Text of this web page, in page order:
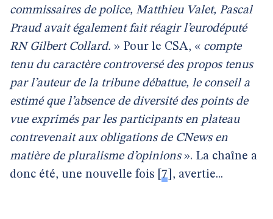
commissaires de police, Matthieu Valet, Pascal
Praud avait également fait réagir l’eurodéputé
RN Gilbert Collard. » Pour le CSA, « compte
tenu du caractère controversé des propos tenus
par l’auteur de la tribune débattue, le conseil a
estimé que l’absence de diversité des points de
vue exprimés par les participants en plateau
contrevenait aux obligations de CNews en
matière de pluralisme d’opinions». La chaîne a
donc été, une nouvelle fois 7 , avertie...